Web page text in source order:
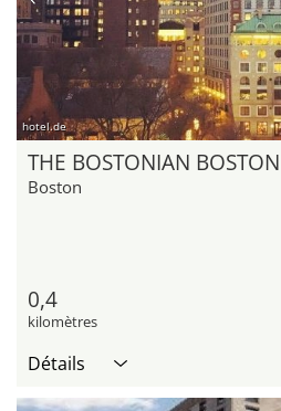
hotel.de
THE BOSTONIAN BOSTON
Boston
0,4
kilomètres
Détails